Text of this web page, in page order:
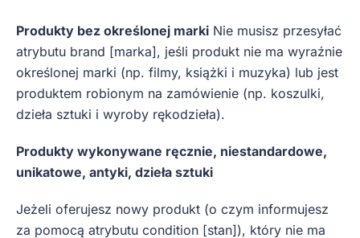
Produkty bez określonej marki Nie musisz przesyłać
atrybutu brand [marka], jeśli produkt nie ma wyraźnie
określonej marki (np. filmy, książki i muzyka) lub jest
produktem robionym na zamówienie (np. koszulki,
dzieła sztuki i wyroby rękodzieła).
Produkty wykonywane ręcznie, niestandardowe,
unikatowe, antyki, dzieła sztuki
Jeżeli oferujesz nowy produkt (o czym informujesz
za pomocą atrybutu condition [stan]), który nie ma